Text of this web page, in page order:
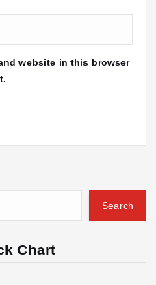
website in this browser
Search
Chart